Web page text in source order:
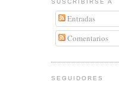
SUSCRIBIRSE A
Entradas
Comentarios
SEGUIDORES